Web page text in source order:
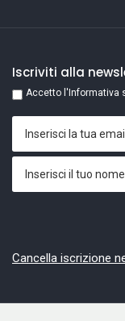
Iscriviti alla
Accetto l'Informativa
Cancella iscrizione